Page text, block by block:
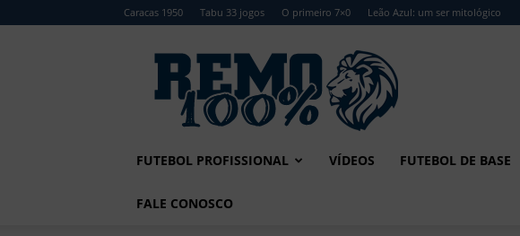
Caracas 1950 Tabu 33 jogos O primeiro 7×0 Leão Azul: um ser mitológico
Remo
FUTEBOL PROFISSIONAL VÍDEOS FUTEBOL DE BASE
FALE CONOSCO